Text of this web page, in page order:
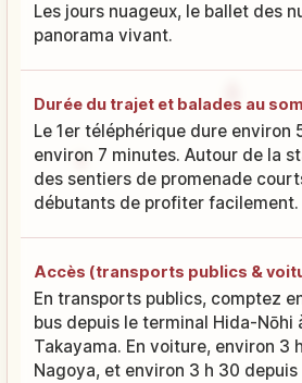
Les jours nuageux, le ballet des
panorama vivant.
Durée du trajet et balades au
Le 1er téléphérique dure environ
environ 7 minutes. Autour de la
des sentiers de promenade
débutants de profiter facilement.
Accès (transports publics &
En transports publics, comptez
bus depuis le terminal Hida-Nōhi
Takayama. En voiture, environ 3
Nagoya, et environ 3 h 30